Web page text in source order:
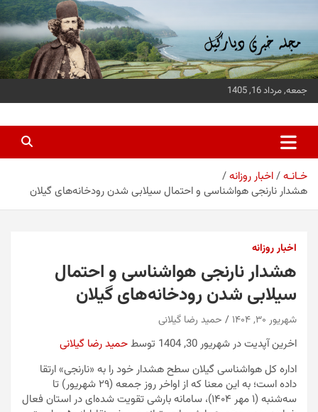
بروید
جمعه, مرداد 16, 1405
پایگاه خبری دیارگیل
جدیدترین اخبار استان گیلان
خـانـه
اخبار روزانه
هشدار نارنجی هواشناسی و احتمال سیلابی شدن رودخانه‌های گیلان
اخبار روزانه
هشدار نارنجی هواشناسی و احتمال
سیلابی شدن رودخانه‌های گیلان
شهریور ۳۰, ۱۴۰۴ حمید رضا گیلانی
اخرین آپدیت در شهریور 30, 1404 توسط
حمید رضا گیلانی
اداره کل هواشناسی گیلان سطح هشدار خود را به «نارنجی» ارتقا
داده است؛ به این معنا که از اواخر روز جمعه (۲۹ شهریور) تا
سه‌شنبه (۱ مهر ۱۴۰۴)، سامانه بارشی تقویت شده‌ای در استان فعال